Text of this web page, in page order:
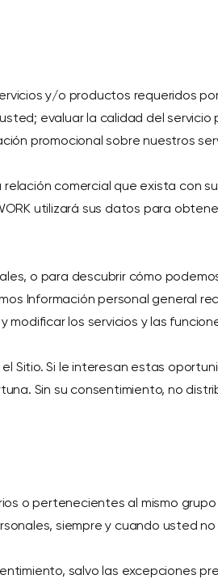
y/o productos requeridos
evaluar la calidad del servicio
promocional sobre nuestros
relación comercial que exista con
utilizará sus datos para
o para descubrir cómo
Información personal general
los servicios y las
Sitio. Si le interesan estas
Sin su consentimiento, no
o pertenecientes al mismo
siempre y cuando usted
salvo las excepciones